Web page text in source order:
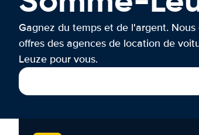
Gagnez du temps et de l'argent. Nous
offres des agences de location de
Leuze pour vous.